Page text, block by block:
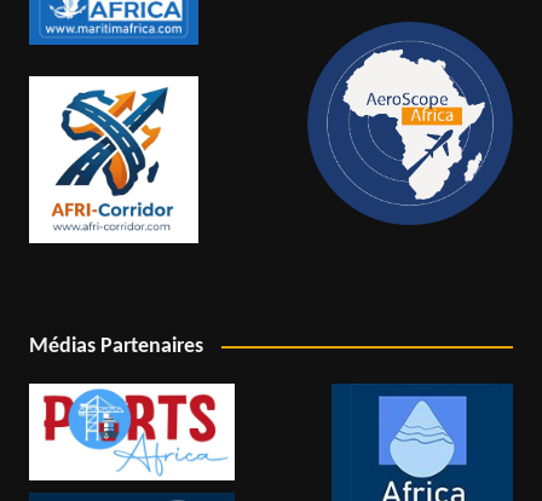
Médias Partenaires